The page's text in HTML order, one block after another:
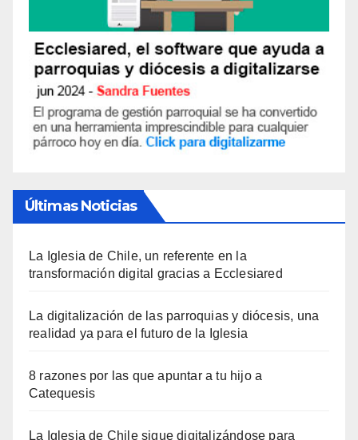
Últimas Noticias
La Iglesia de Chile, un referente en la
transformación digital gracias a Ecclesiared
La digitalización de las parroquias y diócesis, una
realidad ya para el futuro de la Iglesia
8 razones por las que apuntar a tu hijo a
Catequesis
La Iglesia de Chile sigue digitalizándose para